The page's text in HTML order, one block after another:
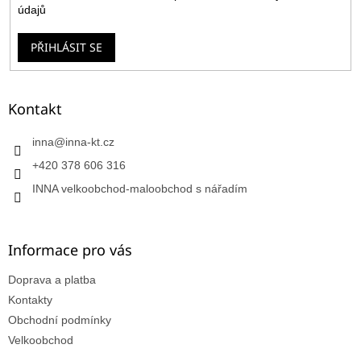
údajů
PŘIHLÁSIT SE
Kontakt
inna@inna-kt.cz
+420 378 606 316
INNA velkoobchod-maloobchod s nářadím
Informace pro vás
Doprava a platba
Kontakty
Obchodní podmínky
Velkoobchod